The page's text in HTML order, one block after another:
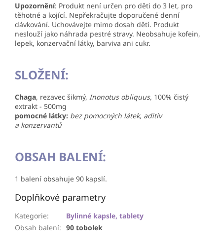
Upozornění: Produkt není určen pro děti do 3 let, pro
těhotné a kojící. Nepřekračujte doporučené denní
dávkování. Uchovávejte mimo dosah dětí. Produkt
neslouží jako náhrada pestré stravy. Neobsahuje kofein,
lepek, konzervační látky, barviva ani cukr.
SLOŽENÍ:
Chaga, rezavec šikmý, Inonotus obliquus, 100% čistý
extrakt - 500mg
pomocné látky: bez pomocných látek, aditiv
a konzervantů
OBSAH BALENÍ:
1 balení obsahuje 90 kapslí.
Doplňkové parametry
Kategorie:
Bylinné kapsle, tablety
Obsah balení: 90 tobolek